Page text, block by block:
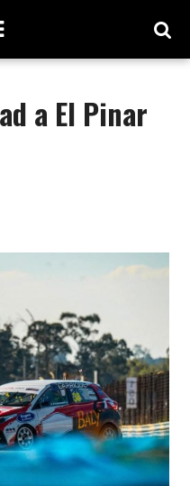
a El Pinar